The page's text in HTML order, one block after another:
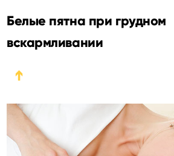
Белые пятна при грудном
вскармливании
➔